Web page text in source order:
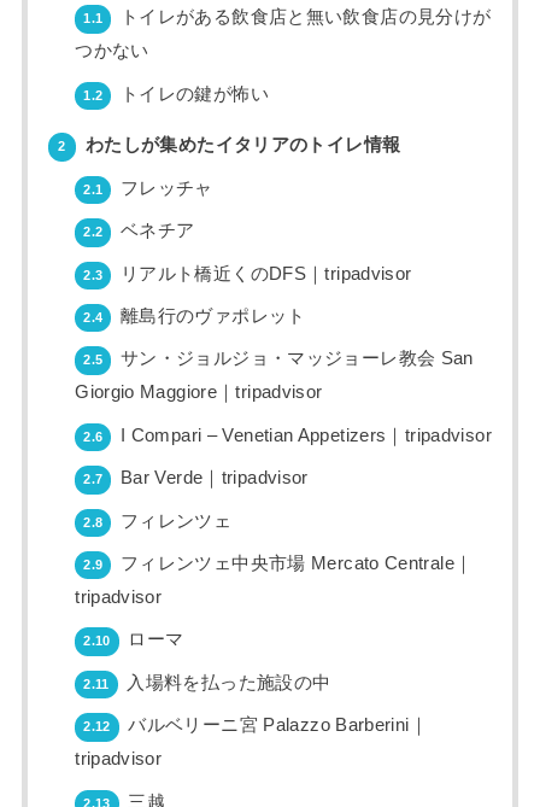
1.1
トイレがある飲食店と無い飲食店の見分けが
つかない
1.2 トイレの鍵が怖い
2 わたしが集めたイタリアのトイレ情報
2.1 フレッチャ
2.2 ベネチア
2.3 リアルト橋近くのDFS｜tripadvisor
2.4 離島行のヴァポレット
2.5
サン・ジョルジョ・マッジョーレ教会 San
Giorgio Maggiore｜tripadvisor
2.6 I Compari – Venetian Appetizers｜tripadvisor
2.7 Bar Verde｜tripadvisor
2.8 フィレンツェ
2.9
フィレンツェ中央市場 Mercato Centrale｜
tripadvisor
2.10 ローマ
2.11 入場料を払った施設の中
2.12
バルベリーニ宮 Palazzo Barberini｜
tripadvisor
2.13 三越